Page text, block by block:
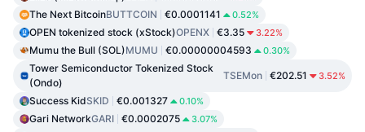
The Next BitcoinBUTTCOIN €0.0001141 0.52%
OPEN tokenized stock (xStock)OPENX €3.35 3.22%
Mumu the Bull (SOL)MUMU €0.00000004593 0.30%
Tower Semiconductor Tokenized Stock
(Ondo)
TSEMon €202.51 3.52%
Success KidSKID €0.001327 0.10%
Gari NetworkGARI €0.0002075 3.07%